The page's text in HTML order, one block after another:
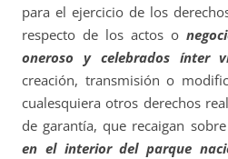
para el ejercicio de los
respecto de los actos o
oneroso y celebrados ínter
creación, transmisión o
cualesquiera otros derechos
de garantía, que recaigan sobre
en el interior del parque